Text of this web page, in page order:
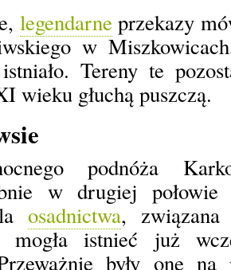
legendarne przekazy
w
Tereny te
wieku głuchą puszczą.
podnóża
w drugiej
osadnictwa,
mogła istnieć już
były one